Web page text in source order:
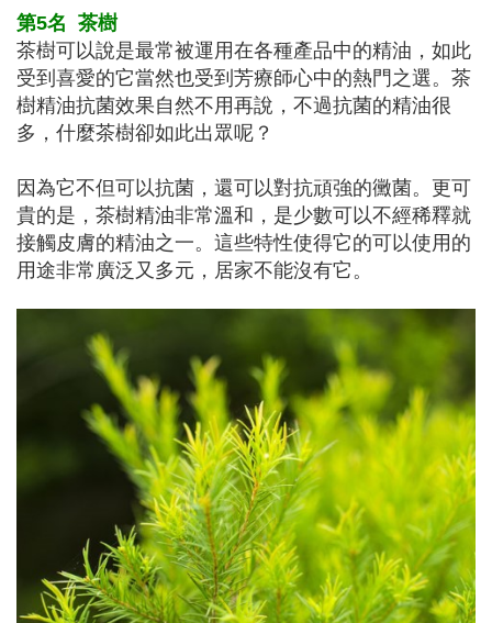
第5名 茶樹
茶樹可以說是最常被運用在各種產品中的精油，如此
受到喜愛的它當然也受到芳療師心中的熱門之選。茶
樹精油抗菌效果自然不用再說，不過抗菌的精油很
多，什麼茶樹卻如此出眾呢？
因為它不但可以抗菌，還可以對抗頑強的黴菌。更可
貴的是，茶樹精油非常溫和，是少數可以不經稀釋就
接觸皮膚的精油之一。這些特性使得它的可以使用的
用途非常廣泛又多元，居家不能沒有它。